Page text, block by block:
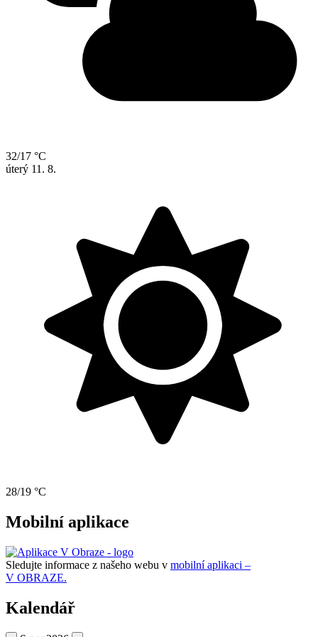
32/17 °C
úterý 11. 8.
28/19 °C
Mobilní aplikace
Sledujte informace z našeho webu v mobilní aplikaci –
V OBRAZE.
Kalendář